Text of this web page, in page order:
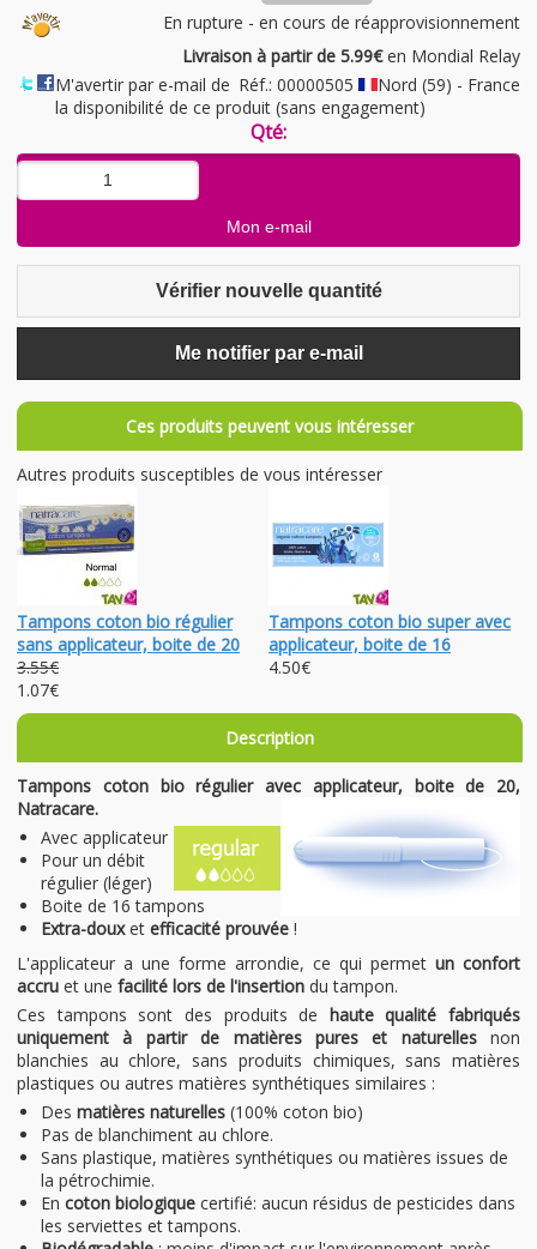
En rupture - en cours de réapprovisionnement
Livraison à partir de 5.99€en Mondial Relay
Réf.: 00000505
Nord (59) - France
M'avertir par e-mail de
la disponibilité de ce produit (sans engagement)
Qté:
Vérifier nouvelle quantité
Me notifier par e-mail
Ces produits peuvent vous intéresser
Autres produits susceptibles de vous intéresser
Tampons coton bio régulier
sans applicateur, boite de 20
3.55€
1.07€
Tampons coton bio super avec
applicateur, boite de 16
4.50€
Description
Tampons coton bio régulier avec applicateur, boite de 20,
Natracare.
Avec applicateur
Pour un débit
régulier (léger)
Boite de 16 tampons
Extra-douxet efficacité prouvée !
L'applicateur a une forme arrondie, ce qui permet un confort
accru et une facilité lors de l'insertion du tampon.
Ces tampons sont des produits de haute qualité fabriqués
uniquement à partir de matières pures et naturellesnon
blanchies au chlore, sans produits chimiques, sans matières
plastiques ou autres matières synthétiques similaires :
Des matières naturelles (100% coton bio)
Pas de blanchiment au chlore.
Sans plastique, matières synthétiques ou matières issues de
la pétrochimie.
En coton biologique certifié: aucun résidus de pesticides dans
les serviettes et tampons.